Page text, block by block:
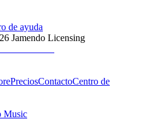
de ayuda
Jamendo Licensing
PreciosContactoCentro de
Music